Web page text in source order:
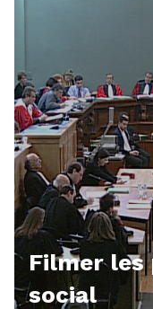
Filmer les
social